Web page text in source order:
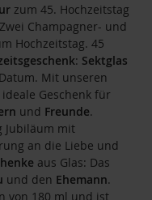
zum 45. Hochzeitstag
Champagner- und
Hochzeitstag. 45
: Sektglas
Mit unseren
Geschenk für
und Freunde.
Jubiläum mit
an die Liebe und
aus Glas: Das
und den Ehemann.
von 180 ml und ist